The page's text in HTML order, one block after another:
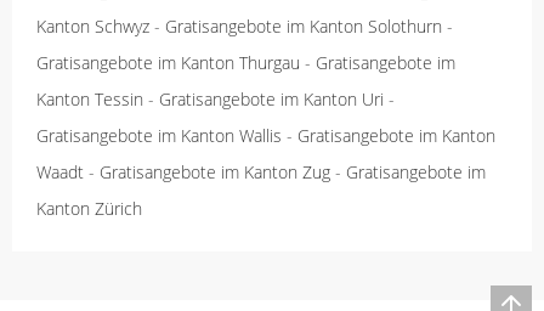
Kanton Schwyz - Gratisangebote im Kanton Solothurn -
Gratisangebote im Kanton Thurgau - Gratisangebote im
Kanton Tessin - Gratisangebote im Kanton Uri -
Gratisangebote im Kanton Wallis - Gratisangebote im Kanton
Waadt - Gratisangebote im Kanton Zug - Gratisangebote im
Kanton Zürich